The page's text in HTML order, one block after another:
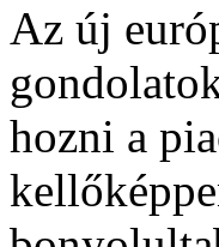
Az új
hozni a